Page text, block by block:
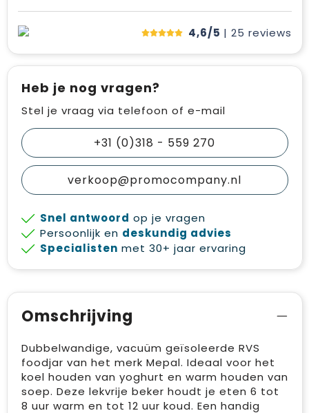
4,6/5 | 25 reviews
Heb je nog vragen?
Stel je vraag via telefoon of e-mail
+31 (0)318 - 559 270
verkoop@promocompany.nl
Snel antwoord op je vragen
Persoonlijk en deskundig advies
Specialisten met 30+ jaar ervaring
Omschrijving
Dubbelwandige, vacuüm geïsoleerde RVS
foodjar van het merk Mepal. Ideaal voor het
koel houden van yoghurt en warm houden van
soep. Deze lekvrije beker houdt je eten 6 tot
8 uur warm en tot 12 uur koud. Een handig